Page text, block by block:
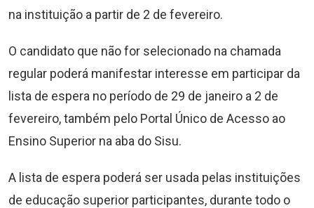
na instituição a partir de 2 de fevereiro.
O candidato que não for selecionado na chamada
regular poderá manifestar interesse em participar da
lista de espera no período de 29 de janeiro a 2 de
fevereiro, também pelo Portal Único de Acesso ao
Ensino Superior na aba do Sisu.
A lista de espera poderá ser usada pelas instituições
de educação superior participantes, durante todo o